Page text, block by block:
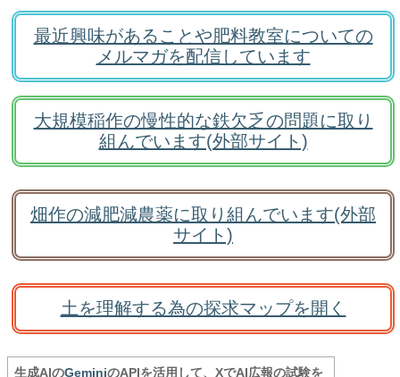
最近興味があることや肥料教室についての
メルマガを配信しています
大規模稲作の慢性的な鉄欠乏の問題に取り
組んでいます(外部サイト)
畑作の減肥減農薬に取り組んでいます(外部
サイト)
土を理解する為の探求マップを開く
生成AIのGeminiのAPIを活用して、XでAI広報の試験を